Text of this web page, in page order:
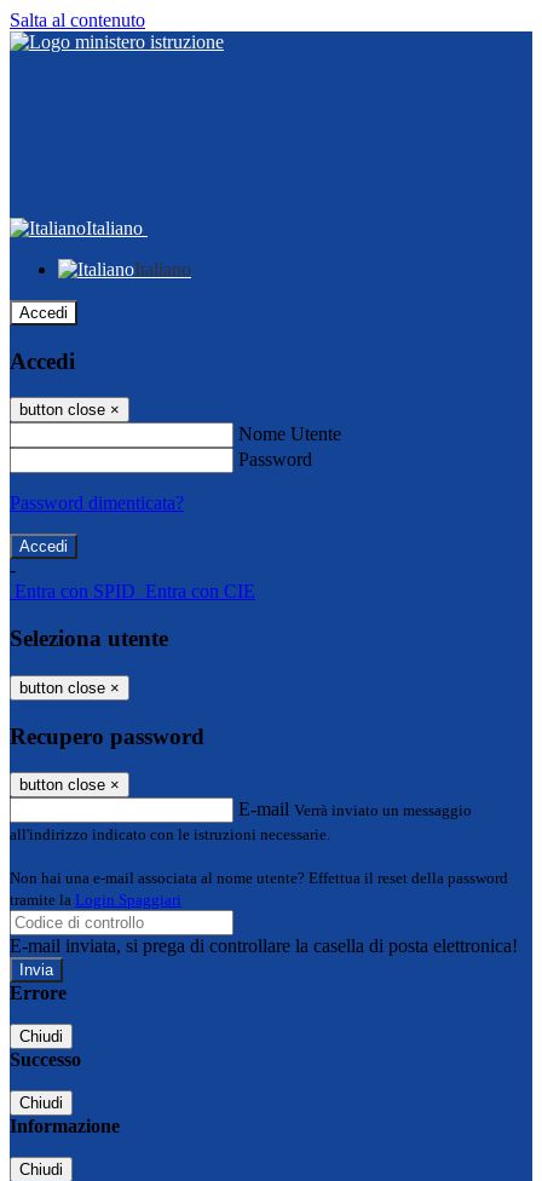
Salta al contenuto
Italiano
Italiano
Accedi
Accedi
button close ×
Nome Utente
Password
Password dimenticata?
-
Entra con SPID Entra con CIE
Seleziona utente
button close ×
Recupero password
button close ×
E-mail Verrà inviato un messaggio
all'indirizzo indicato con le istruzioni necessarie.
Non hai una e-mail associata al nome utente? Effettua il reset della password
tramite la Login Spaggiari
E-mail inviata, si prega di controllare la casella di posta elettronica!
Errore
Chiudi
Successo
Chiudi
Informazione
Chiudi